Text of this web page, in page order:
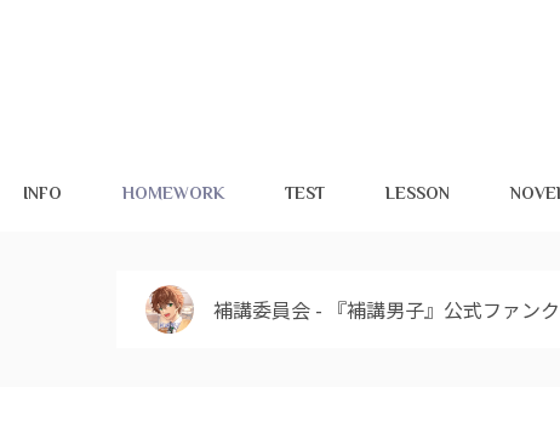
INFO HOMEWORK TEST LESSON NOVEL
補講委員会 - 『補講男子』公式ファン